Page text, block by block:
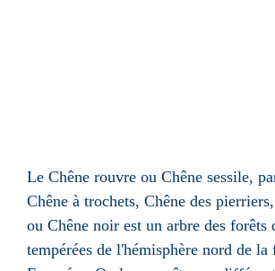
Le Chêne rouvre ou Chêne sessile,
Chêne à trochets, Chêne des
ou Chêne noir est un arbre des forêts
tempérées de l'hémisphère nord de la